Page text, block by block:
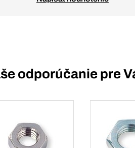
odporúčanie pre